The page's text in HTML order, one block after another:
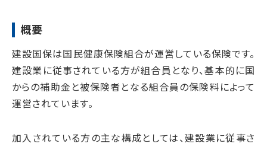
概要
建設国保は国民健康保険組合が運営している保険です。
建設業に従事されている方が組合員となり、基本的に国
からの補助金と被保険者となる組合員の保険料によって
運営されています。
加入されている方の主な構成としては、建設業に従事さ